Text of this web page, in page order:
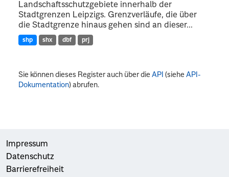
Landschaftsschutzgebiete innerhalb der
Stadtgrenzen Leipzigs. Grenzverläufe, die über
die Stadtgrenze hinaus gehen sind an dieser...
shp shx dbf prj
Sie können dieses Register auch über dieAPI (sieheAPI-
Dokumentation) abrufen.
Impressum
Datenschutz
Barrierefreiheit